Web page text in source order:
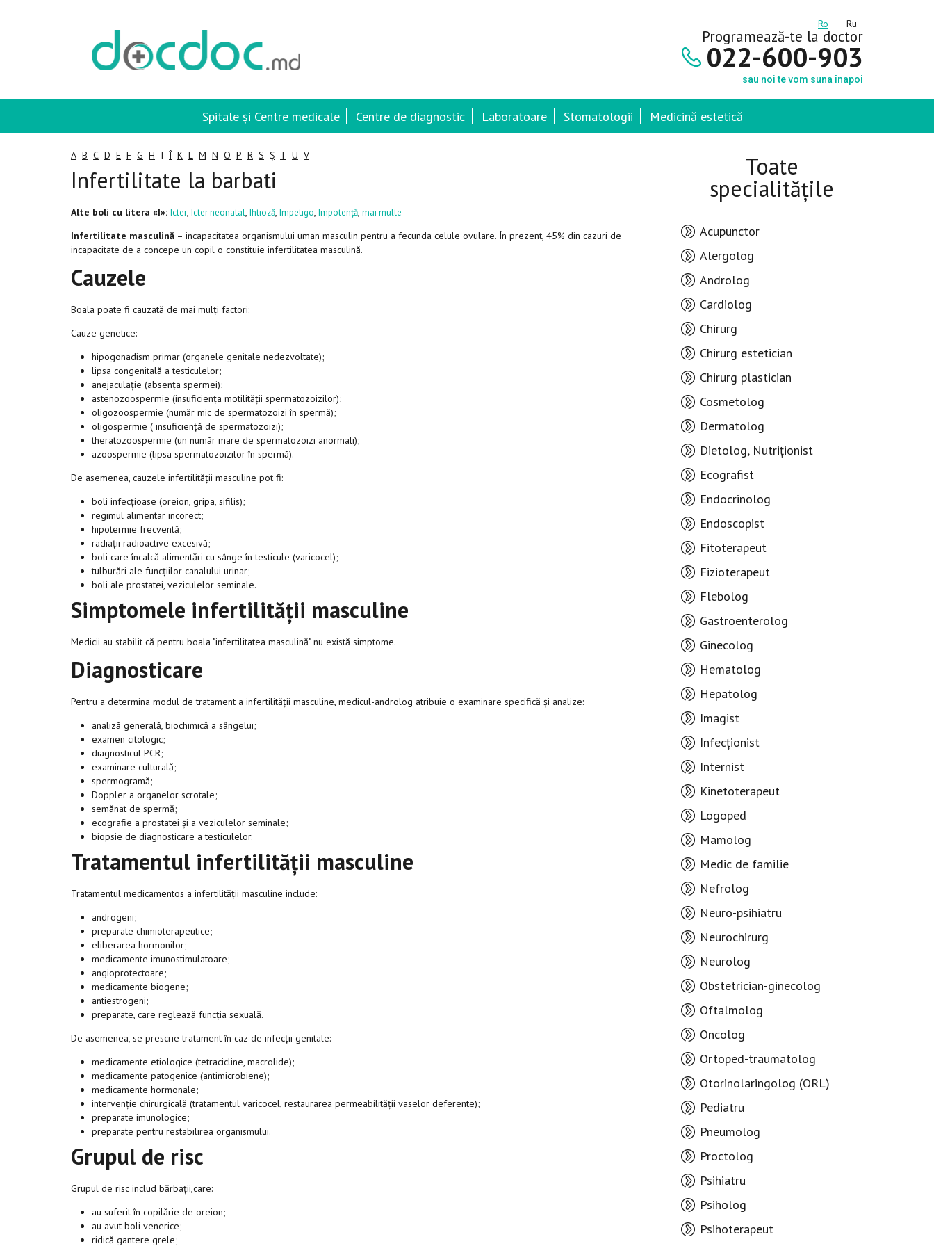
Ro Ru
Programează-te la doctor
022-600-903
sau noi te vom suna înapoi
Spitale și Centre medicale Centre de diagnostic Laboratoare Stomatologii Medicină estetică
A B C D E F G H I Î K L M N O P R S Ș T U V
Infertilitate la barbati
Alte boli cu litera «I»: Icter, Icter neonatal, Ihtioză, Impetigo, Impotență, mai multe
Infertilitate masculină – incapacitatea organismului uman masculin pentru a fecunda celule ovulare. În prezent, 45% din cazuri de
incapacitate de a concepe un copil o constituie infertilitatea masculină.
Cauzele
Boala poate fi cauzată de mai mulți factori:
Cauze genetice:
hipogonadism primar (organele genitale nedezvoltate);
lipsa congenitală a testiculelor;
anejaculație (absența spermei);
astenozoospermie (insuficiența motilității spermatozoizilor);
oligozoospermie (număr mic de spermatozoizi în spermă);
oligospermie ( insuficiență de spermatozoizi);
theratozoospermie (un număr mare de spermatozoizi anormali);
azoospermie (lipsa spermatozoizilor în spermă).
De asemenea, cauzele infertilității masculine pot fi:
boli infecțioase (oreion, gripa, sifilis);
regimul alimentar incorect;
hipotermie frecventă;
radiații radioactive excesivă;
boli care încalcă alimentări cu sânge în testicule (varicocel);
tulburări ale funcțiilor canalului urinar;
boli ale prostatei, veziculelor seminale.
Simptomele infertilității masculine
Medicii au stabilit că pentru boala "infertilitatea masculină" nu există simptome.
Diagnosticare
Pentru a determina modul de tratament a infertilității masculine, medicul-androlog atribuie o examinare specifică și analize:
analiză generală, biochimică a sângelui;
examen citologic;
diagnosticul PCR;
examinare culturală;
spermogramă;
Doppler a organelor scrotale;
semănat de spermă;
ecografie a prostatei și a veziculelor seminale;
biopsie de diagnosticare a testiculelor.
Tratamentul infertilității masculine
Tratamentul medicamentos a infertilității masculine include:
androgeni;
preparate chimioterapeutice;
eliberarea hormonilor;
medicamente imunostimulatoare;
angioprotectoare;
medicamente biogene;
antiestrogeni;
preparate, care reglează funcția sexuală.
De asemenea, se prescrie tratament în caz de infecții genitale:
medicamente etiologice (tetracicline, macrolide);
medicamente patogenice (antimicrobiene);
medicamente hormonale;
intervenție chirurgicală (tratamentul varicocel, restaurarea permeabilității vaselor deferente);
preparate imunologice;
preparate pentru restabilirea organismului.
Grupul de risc
Grupul de risc includ bărbații,care:
au suferit în copilărie de oreion;
au avut boli venerice;
ridică gantere grele;
Toate
specialitățile
Acupunctor
Alergolog
Androlog
Cardiolog
Chirurg
Chirurg estetician
Chirurg plastician
Cosmetolog
Dermatolog
Dietolog, Nutriționist
Ecografist
Endocrinolog
Endoscopist
Fitoterapeut
Fizioterapeut
Flebolog
Gastroenterolog
Ginecolog
Hematolog
Hepatolog
Imagist
Infecționist
Internist
Kinetoterapeut
Logoped
Mamolog
Medic de familie
Nefrolog
Neuro-psihiatru
Neurochirurg
Neurolog
Obstetrician-ginecolog
Oftalmolog
Oncolog
Ortoped-traumatolog
Otorinolaringolog (ORL)
Pediatru
Pneumolog
Proctolog
Psihiatru
Psiholog
Psihoterapeut